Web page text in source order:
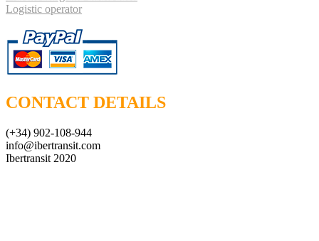
Logistic operator
CONTACT DETAILS
(+34) 902-108-944
info@ibertransit.com
Ibertransit 2020